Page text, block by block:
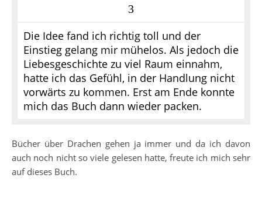
3
Die Idee fand ich richtig toll und der
Einstieg gelang mir mühelos. Als jedoch die
Liebesgeschichte zu viel Raum einnahm,
hatte ich das Gefühl, in der Handlung nicht
vorwärts zu kommen. Erst am Ende konnte
mich das Buch dann wieder packen.
Bücher über Drachen gehen ja immer und da ich davon
auch noch nicht so viele gelesen hatte, freute ich mich sehr
auf dieses Buch.